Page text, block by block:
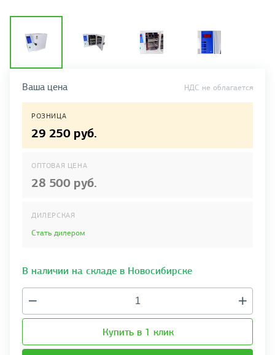
Ваша цена НДС не облагается
РОЗНИЦА
29 250 руб.
ОПТОВАЯ ЦЕНА
28 500 руб.
ДИЛЕРСКАЯ
Стать дилером
В наличии на складе в Новосибирске
Купить в 1 клик